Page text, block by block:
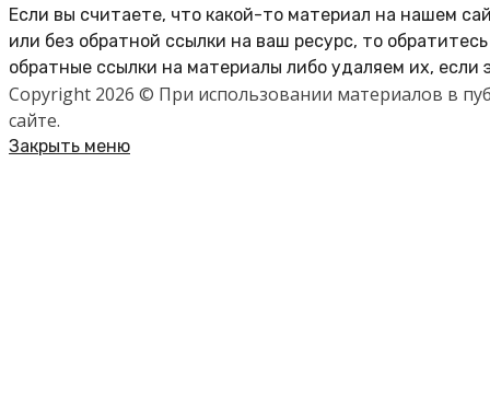
Если вы считаете, что какой-то материал на нашем
или без обратной ссылки на ваш ресурс, то
обратные ссылки на материалы либо удаляем их, если
Copyright 2026 © При использовании материалов в
сайте.
Закрыть меню